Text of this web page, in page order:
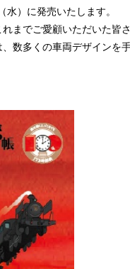
水）に発売いたします。
までご愛顧いただいた皆
数多くの車両デザインを